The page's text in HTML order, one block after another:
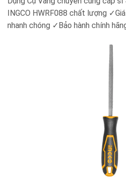
INGCO HWRF088 chất lượng
nhanh chóng ✓Bảo hành chính